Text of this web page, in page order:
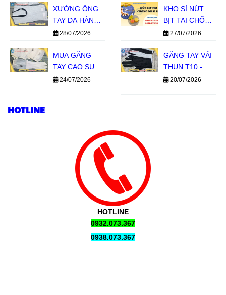
NHANH
XƯỞNG ỐNG
TAY DA HÀN
GIÁ SỈ TPHCM
28/07/2026
KHO SỈ NÚT
BỊT TAI CHỐNG
ỒN SILICON 1
GIÁ SỈ MIỀN
NAM
27/07/2026
MUA GĂNG
TAY CAO SU
CON HƯƠU
24/07/2026
GĂNG TAY VẢI
THUN T10 -
BỀN TAY, GIÁ
20/07/2026
HOTLINE
HOTLINE
0932.073.367
0938.073.367